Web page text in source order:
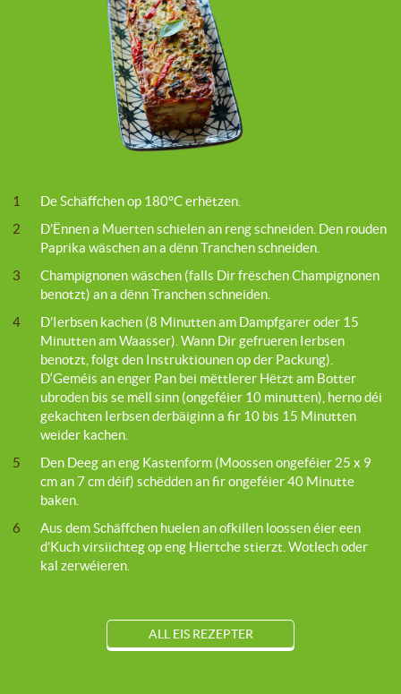
1
De Schäffchen op 180°C erhëtzen.
2
D’Ënnen a Muerten schielen an reng schneiden. Den rouden
Paprika wäschen an a dënn Tranchen schneiden.
3
Champignonen wäschen (falls Dir frëschen Champignonen
benotzt) an a dënn Tranchen schneiden.
4
D’Ierbsen kachen (8 Minutten am Dampfgarer oder 15
Minutten am Waasser). Wann Dir gefrueren Ierbsen
benotzt, folgt den Instruktiounen op der Packung).
D‘Geméis an enger Pan bei mëttlerer Hëtzt am Botter
ubroden bis se mëll sinn (ongeféier 10 minutten), herno déi
gekachten Ierbsen derbäiginn a fir 10 bis 15 Minutten
weider kachen.
5
Den Deeg an eng Kastenform (Moossen ongeféier 25 x 9
cm an 7 cm déif) schëdden an fir ongeféier 40 Minutte
baken.
6
Aus dem Schäffchen huelen an ofkillen loossen éier een
d’Kuch virsiichteg op eng Hiertche stierzt. Wotlech oder
kal zerwéieren.
ALL EIS REZEPTER